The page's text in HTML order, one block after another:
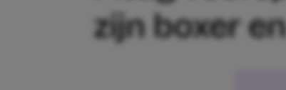
zijn boxer